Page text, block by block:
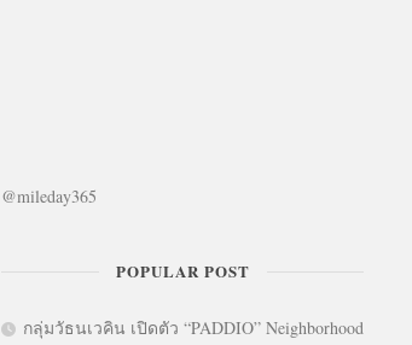
@mileday365
POPULAR POST
กลุ่มวัธนเวคิน เปิดตัว “PADDIO” Neighborhood